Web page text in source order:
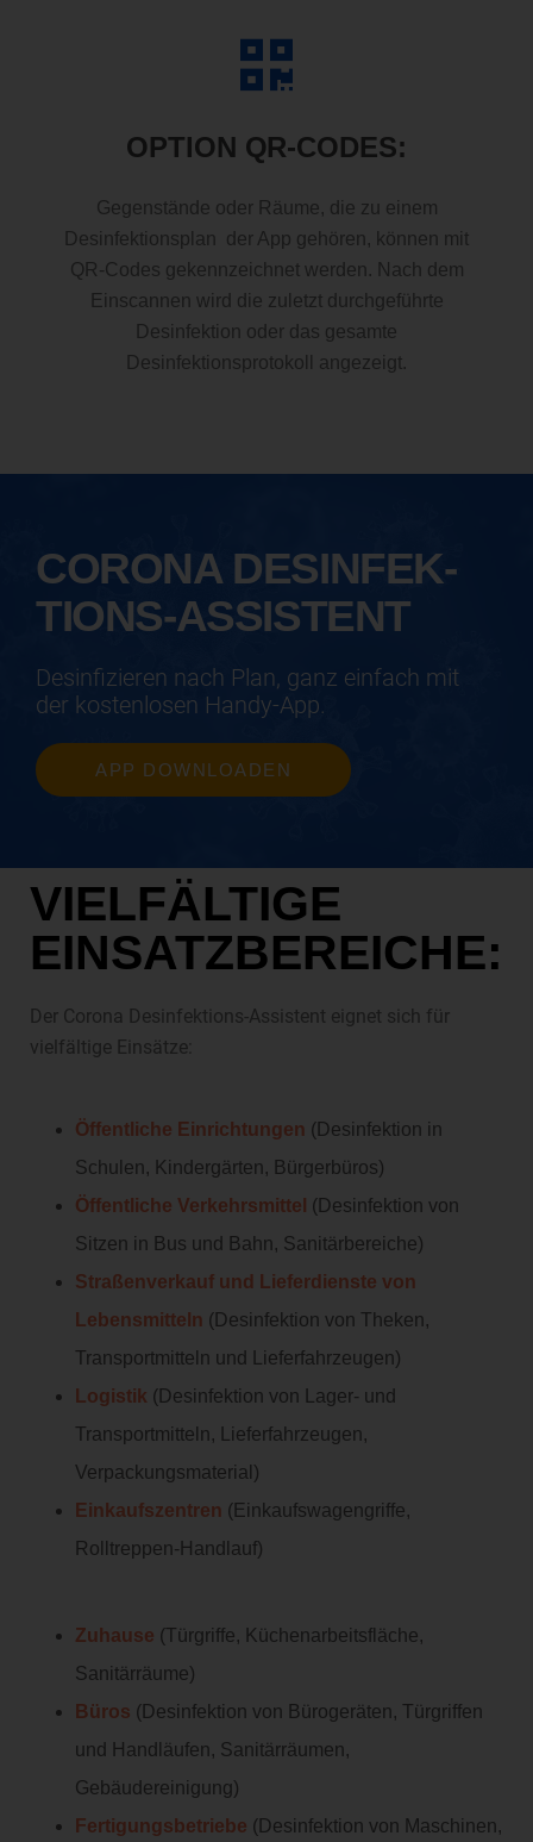
OPTION QR-CODES:
Gegenstände oder Räume, die zu einem
Desinfektionsplan der App gehören, können mit
QR-Codes gekennzeichnet werden. Nach dem
Einscannen wird die zuletzt durchgeführte
Desinfektion oder das gesamte
Desinfektionsprotokoll angezeigt.
CORONA DESINFEK­
TIONS-ASSISTENT
Desinfizieren nach Plan, ganz einfach mit
der kostenlosen Handy-App.
APP DOWNLOADEN
VIELFÄLTIGE
EINSATZ­BEREICHE:
Der Corona Desinfektions-Assistent eignet sich für
vielfältige Einsätze:
Zuhause (Türgriffe, Küchenarbeitsfläche,
Sanitärräume)
Büros (Desinfektion von Bürogeräten, Türgriffen
und Handläufen, Sanitärräumen,
Gebäudereinigung)
Fertigungsbetriebe (Desinfektion von Maschinen,
Öffentliche Einrichtungen (Desinfektion in
Schulen, Kindergärten, Bürgerbüros)
Öffentliche Verkehrsmittel (Desinfektion von
Sitzen in Bus und Bahn, Sanitärbereiche)
Straßenverkauf und Lieferdienste von
Lebensmitteln (Desinfektion von Theken,
Transportmitteln und Lieferfahrzeugen)
Logistik (Desinfektion von Lager- und
Transportmitteln, Lieferfahrzeugen,
Verpackungsmaterial)
Einkaufszentren (Einkaufswagengriffe,
Rolltreppen-Handlauf)